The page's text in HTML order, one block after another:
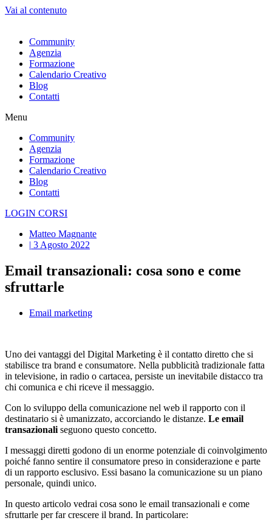
Vai al contenuto
Community
Agenzia
Formazione
Calendario Creativo
Blog
Contatti
Menu
Community
Agenzia
Formazione
Calendario Creativo
Blog
Contatti
LOGIN CORSI
Matteo Magnante
| 3 Agosto 2022
Email transazionali: cosa sono e come
sfruttarle
Email marketing
Uno dei vantaggi del Digital Marketing è il contatto diretto che si
stabilisce tra brand e consumatore. Nella pubblicità tradizionale fatta
in televisione, in radio o cartacea, persiste un inevitabile distacco tra
chi comunica e chi riceve il messaggio.
Con lo sviluppo della comunicazione nel web il rapporto con il
destinatario si è umanizzato, accorciando le distanze. Le email
transazionali seguono questo concetto.
I messaggi diretti godono di un enorme potenziale di coinvolgimento
poiché fanno sentire il consumatore preso in considerazione e parte
di un rapporto esclusivo. Essi basano la comunicazione su un piano
personale, quindi unico.
In questo articolo vedrai cosa sono le email transazionali e come
sfruttarle per far crescere il brand. In particolare: